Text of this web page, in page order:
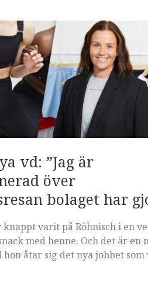
vd: ”Jag är
över
bolaget har
knappt varit på Röhnisch i en
med henne. Och det är en
åtar sig det nya jobbet